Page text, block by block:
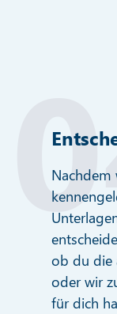
Nachdem
ob du die
oder wir
für dich